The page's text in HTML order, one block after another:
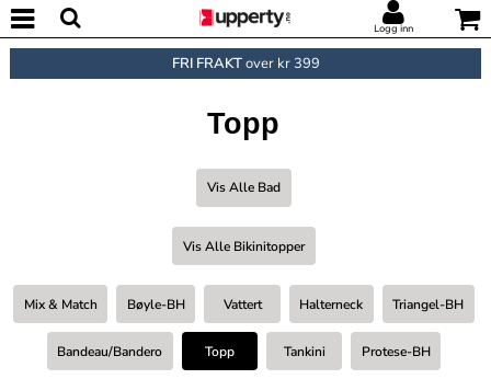
Logg inn
FRI FRAKTover kr 399
Topp
Vis Alle Bad
Vis Alle Bikinitopper
Mix & Match Bøyle-BH Vattert Halterneck Triangel-BH
Bandeau/bandero Topp Tankini Protese-BH